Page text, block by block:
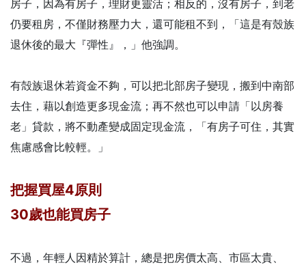
房子，因為有房子，理財更靈活；相反的，沒有房子，到老
仍要租房，不僅財務壓力大，還可能租不到，「這是有殼族
退休後的最大『彈性』，」他強調。
有殻族退休若資金不夠，可以把北部房子變現，搬到中南部
去住，藉以創造更多現金流；再不然也可以申請「以房養
老」貸款，將不動產變成固定現金流，「有房子可住，其實
焦慮感會比較輕。」
把握買屋4原則
30歲也能買房子
不過，年輕人因精於算計，總是把房價太高、市區太貴、